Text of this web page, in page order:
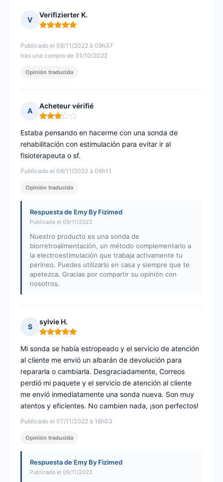
V
Verifizierter K.
Nota: 5 de 5
Publicado el 08/11/2022 à 09h37
tras una compra de 31/10/2022
Opinión traducida
A
Acheteur vérifié
Nota: 3 de 5
Publicado el 08/11/2022 à 06h11
Estaba pensando en hacerme con una sonda de
rehabilitación con estimulación para evitar ir al
fisioterapeuta o sf.
Opinión traducida
Respuesta de Emy By Fizimed
Publicada el 09/11/2022
Nuestro producto es una sonda de
biorretroalimentación, un método complementario a
la electroestimulación que trabaja activamente tu
perineo. Puedes utilizarlo en casa y siempre que te
apetezca. Gracias por compartir su opinión con
nosotros.
S
sylvie H.
Nota: 5 de 5
Publicado el 07/11/2022 à 18h03
Mi sonda se había estropeado y el servicio de atención
al cliente me envió un albarán de devolución para
repararla o cambiarla. Desgraciadamente, Correos
perdió mi paquete y el servicio de atención al cliente
me envió inmediatamente una sonda nueva. Son muy
atentos y eficientes. No cambien nada, ¡son perfectos!
Opinión traducida
Respuesta de Emy By Fizimed
Publicada el 09/11/2022